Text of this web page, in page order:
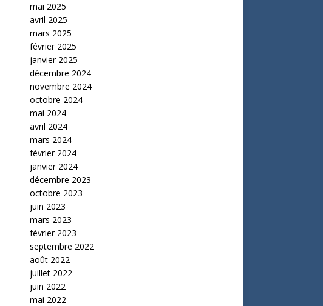
mai 2025
avril 2025
mars 2025
février 2025
janvier 2025
décembre 2024
novembre 2024
octobre 2024
mai 2024
avril 2024
mars 2024
février 2024
janvier 2024
décembre 2023
octobre 2023
juin 2023
mars 2023
février 2023
septembre 2022
août 2022
juillet 2022
juin 2022
mai 2022